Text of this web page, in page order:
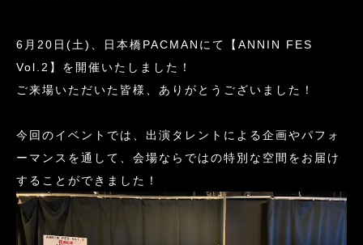
6月20日(土)、日本橋PACMANにて【ANNIN FES
Vol.2】を開催いたしました！
ご来場いただいた皆様、ありがとうございました！
今回のイベントでは、出演タレントによる企画やパフォ
ーマンスを通して、会場ならではの特別な空間をお届け
することができました！